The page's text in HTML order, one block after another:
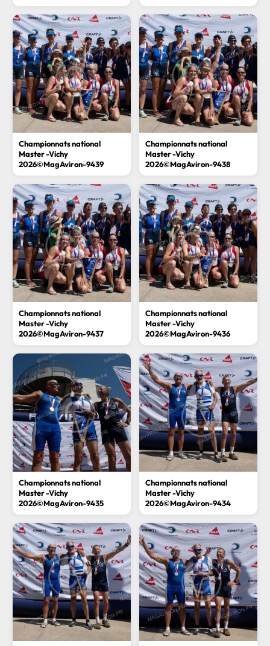
Championnats national
Master -Vichy
2026©MagAviron-9439
Championnats national
Master -Vichy
2026©MagAviron-9438
Championnats national
Master -Vichy
2026©MagAviron-9437
Championnats national
Master -Vichy
2026©MagAviron-9436
Championnats national
Master -Vichy
2026©MagAviron-9435
Championnats national
Master -Vichy
2026©MagAviron-9434